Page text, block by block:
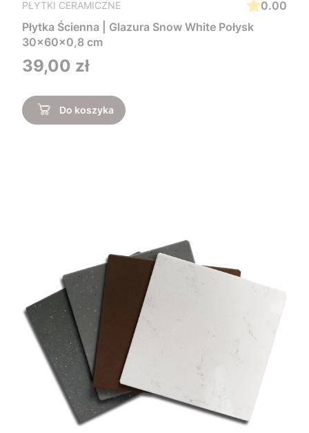
PŁYTKI CERAMICZNE
0.00
Płytka Ścienna | Glazura Snow White Połysk
30x60x0,8 cm
Cena
39,00 zł
Do koszyka